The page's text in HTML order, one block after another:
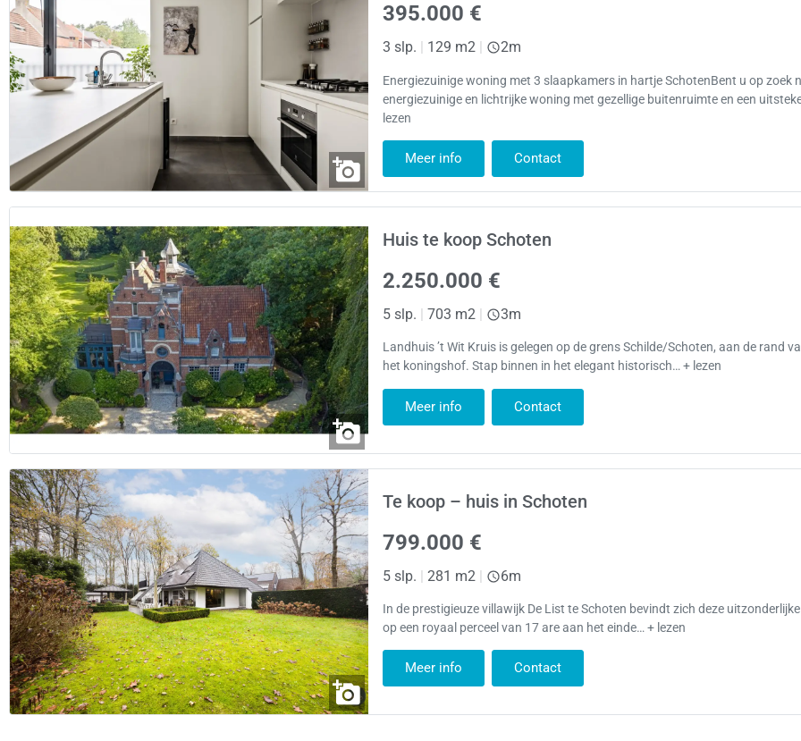
395.000 €
3 slp. 129 m2 2m
Energiezuinige woning met 3 slaapkamers in hartje SchotenBent u op zoek
energiezuinige en lichtrijke woning met gezellige buitenruimte en een
lezen
Meer info Contact
Huis te koop Schoten
2.250.000 €
5 slp. | 703 m2 | 3m
Landhuis ’t Wit Kruis is gelegen op de grens Schilde/Schoten, aan de rand
het koningshof. Stap binnen in het elegant historisch… + lezen
Meer info Contact
Te koop – huis in Schoten
799.000 €
5 slp. | 281 m2 | 6m
In de prestigieuze villawijk De List te Schoten bevindt zich deze
op een royaal perceel van 17 are aan het einde… + lezen
Meer info Contact